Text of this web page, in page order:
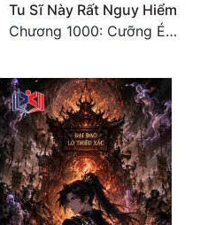
Tu Sĩ Này Rất Nguy Hiểm
Chương 1000: Cưỡng Ép Kẻ Khác